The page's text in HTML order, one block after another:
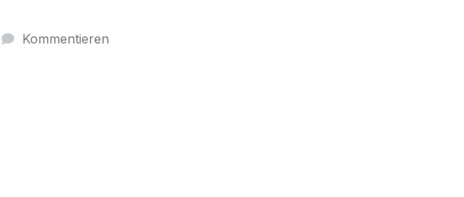
Kommentieren